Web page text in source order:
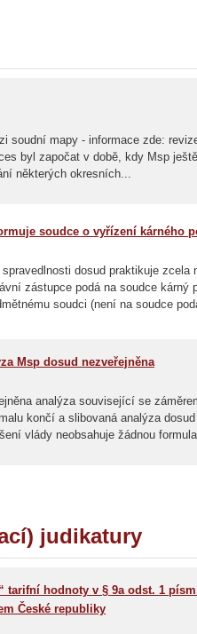
soudní mapy - informace zde:
byl započat v době, kdy Msp
některých okresních...
soudce o vyřízení kárného
dosud praktikuje zcela
zástupce podá na soudce kárný
soudci (není na soudce
Msp dosud nezveřejněna
analýza související se
končí a slibovaná analýza
vlády neobsahuje žádnou
judikatury
tarifní hodnoty v § 9a odst. 1
České republiky